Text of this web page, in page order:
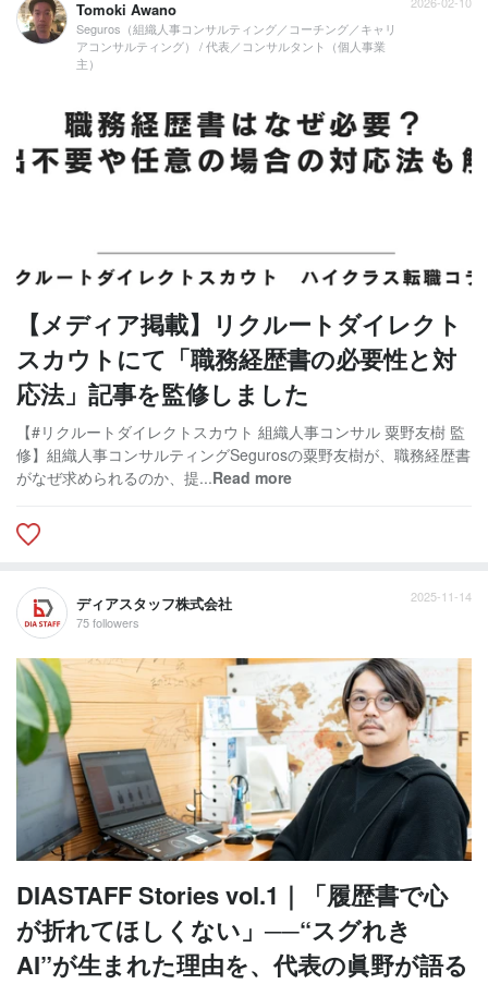
Tomoki Awano
Seguros（組織人事コンサルティング／コーチング／キャリ
アコンサルティング） / 代表／コンサルタント（個人事業
主）
【メディア掲載】リクルートダイレクト
スカウトにて「職務経歴書の必要性と対
応法」記事を監修しました
【#リクルートダイレクトスカウト 組織人事コンサル 粟野友樹 監
修】組織人事コンサルティングSegurosの粟野友樹が、職務経歴書
がなぜ求められるのか、提...Read more
ディアスタッフ株式会社
75 followers
2025-11-14
DIASTAFF Stories vol.1｜「履歴書で心
が折れてほしくない」──“スグれき
AI”が生まれた理由を、代表の眞野が語る